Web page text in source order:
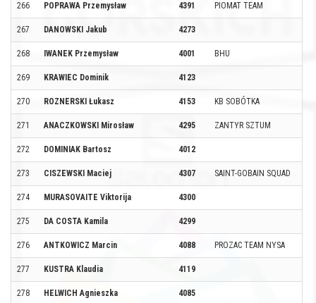
266 POPRAWA Przemysław 4391 PIOMAT TEAM
267 DANOWSKI Jakub 4273
268 IWANEK Przemysław 4001 BHU
269 KRAWIEC Dominik 4123
270 ROZNERSKI Łukasz 4153 KB SOBÓTKA
271 ANACZKOWSKI Mirosław 4295 ZANTYR SZTUM
272 DOMINIAK Bartosz 4012
273 CISZEWSKI Maciej 4307 SAINT-GOBAIN SQUAD
274 MURASOVAITE Viktorija 4300
275 DA COSTA Kamila 4299
276 ANTKOWICZ Marcin 4088 PROZAC TEAM NYSA
277 KUSTRA Klaudia 4119
278 HELWICH Agnieszka 4085